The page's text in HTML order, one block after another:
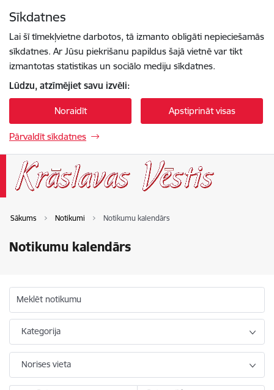
Sīkdatnes
Lai šī tīmekļvietne darbotos, tā izmanto obligāti nepieciešamās
sīkdatnes. Ar Jūsu piekrišanu papildus šajā vietnē var tikt
izmantotas statistikas un sociālo mediju sīkdatnes.
Lūdzu, atzīmējiet savu izvēli:
Noraidīt Apstiprināt visas
Pārvaldīt sīkdatnes
Sākums Notikumi Notikumu kalendārs
Notikumu kalendārs
Meklēt notikumu
Kategorija
Norises vieta